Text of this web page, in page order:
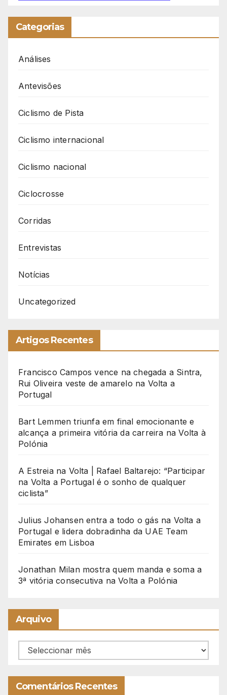
Categorias
Análises
Antevisões
Ciclismo de Pista
Ciclismo internacional
Ciclismo nacional
Ciclocrosse
Corridas
Entrevistas
Notícias
Uncategorized
Artigos Recentes
Francisco Campos vence na chegada a Sintra,
Rui Oliveira veste de amarelo na Volta a
Portugal
Bart Lemmen triunfa em final emocionante e
alcança a primeira vitória da carreira na Volta à
Polónia
A Estreia na Volta | Rafael Baltarejo: “Participar
na Volta a Portugal é o sonho de qualquer
ciclista”
Julius Johansen entra a todo o gás na Volta a
Portugal e lidera dobradinha da UAE Team
Emirates em Lisboa
Jonathan Milan mostra quem manda e soma a
3ª vitória consecutiva na Volta a Polónia
Arquivo
Arquivo
Comentários Recentes